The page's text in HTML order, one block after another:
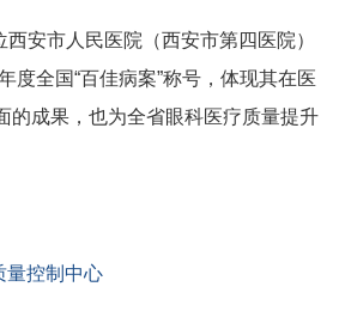
安市人民医院（西安市第四医院）
度全国“百佳病案”称号，体现其在医
的成果，也为全省眼科医疗质量提升
量控制中心